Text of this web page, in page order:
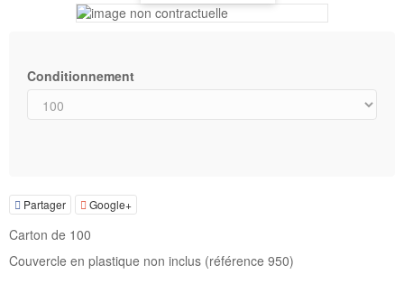
Conditionnement
Partager Google+
Carton de 100
Couvercle en plastique non inclus (référence 950)